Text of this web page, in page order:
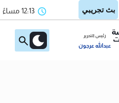
12:13 مساءً
رئيس التحرير
عبدالله عرجون